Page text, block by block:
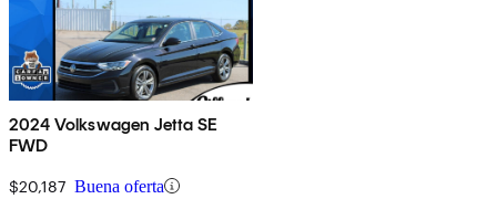
2024 Volkswagen Jetta SE
FWD
$20,187 Buena oferta